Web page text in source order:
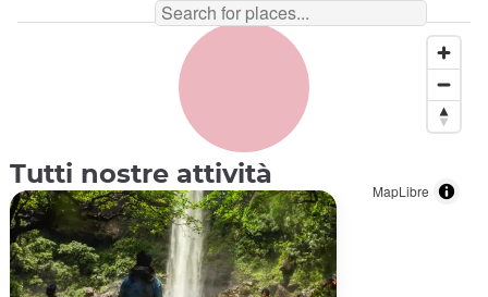
MapLibre
Tutti nostre attività